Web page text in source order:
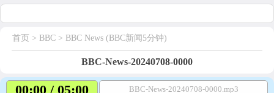
首页 > BBC > BBC News (BBC新闻5分钟)
BBC-News-20240708-0000
00:00 / 05:00 BBC-News-20240708-0000.mp3